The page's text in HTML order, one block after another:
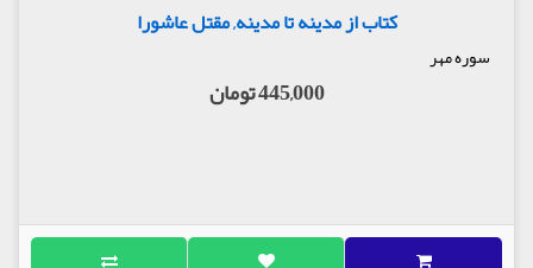
کتاب از مدینه تا مدینه, مقتل عاشورا
سوره مهر
445,000 تومان